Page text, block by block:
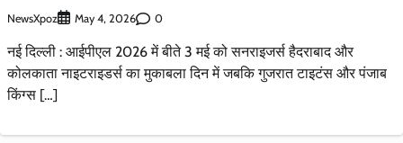
NewsXpoz May 4, 2026 0
नई दिल्ली : आईपीएल 2026 में बीते 3 मई को सनराइजर्स हैदराबाद और
कोलकाता नाइटराइडर्स का मुकाबला दिन में जबकि गुजरात टाइटंस और पंजाब
किंग्स […]